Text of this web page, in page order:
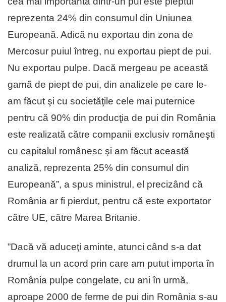
reprezenta 24% din consumul din Uniunea
Europeană. Adică nu exportau din zona de
Mercosur puiul întreg, nu exportau piept de pui.
Nu exportau pulpe. Dacă mergeau pe această
gamă de piept de pui, din analizele pe care le-
am făcut şi cu societăţile cele mai puternice
pentru că 90% din producţia de pui din România
este realizată către companii exclusiv româneşti
cu capitalul românesc şi am făcut această
analiză, reprezenta 25% din consumul din
Europeană”, a spus ministrul, el precizând că
România ar fi pierdut, pentru că este exportator
către UE, către Marea Britanie.
”Dacă vă aduceţi aminte, atunci când s-a dat
drumul la un acord prin care am putut importa în
România pulpe congelate, cu ani în urmă,
aproape 2000 de ferme de pui din România s-au